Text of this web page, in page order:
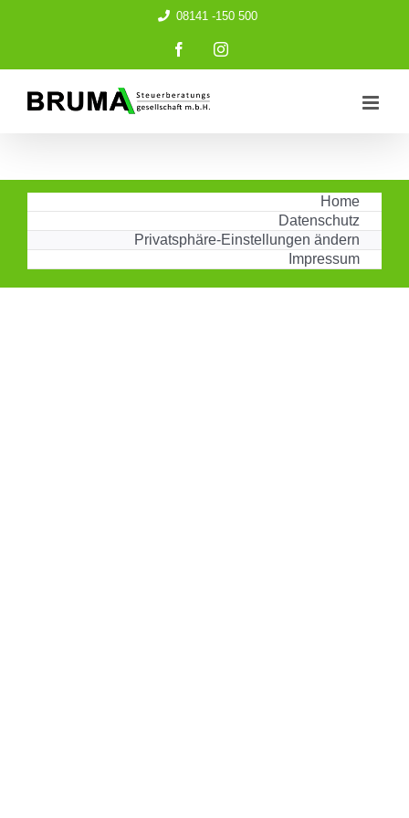
08141 -150 500
FacebookInstagram
Home
Datenschutz
Privatsphäre-Einstellungen ändern
Impressum